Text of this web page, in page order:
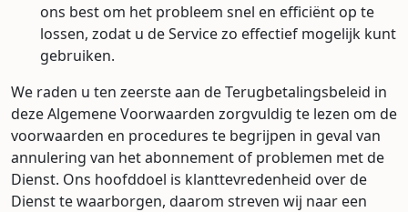
ons best om het probleem snel en efficiënt op te
lossen, zodat u de Service zo effectief mogelijk kunt
gebruiken.
We raden u ten zeerste aan de Terugbetalingsbeleid in
deze Algemene Voorwaarden zorgvuldig te lezen om de
voorwaarden en procedures te begrijpen in geval van
annulering van het abonnement of problemen met de
Dienst. Ons hoofddoel is klanttevredenheid over de
Dienst te waarborgen, daarom streven wij naar een